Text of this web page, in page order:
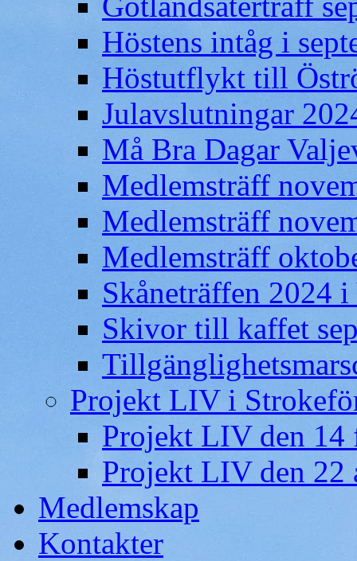
Höstens intåg i
Höstutflykt till
Julavslutningar
Må Bra Dagar
Medlemsträff
Medlemsträff
Medlemsträff
Skåneträffen 2024 i
Skivor till kaffet
Projekt LIV i
Projekt LIV den 14
Projekt LIV den 22
Medlemskap
Kontakter